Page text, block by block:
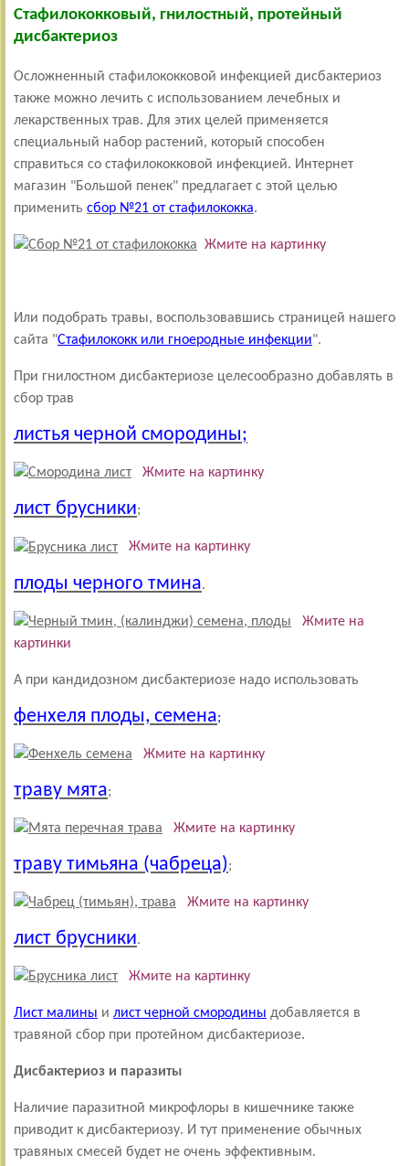
Стафилококковый, гнилостный, протейный
дисбактериоз
Осложненный стафилококковой инфекцией дисбактериоз
также можно лечить с использованием лечебных и
лекарственных трав. Для этих целей применяется
специальный набор растений, который способен
справиться со стафилококковой инфекцией. Интернет
магазин "Большой пенек" предлагает с этой целью
применить сбор №21 от стафилококка.
Жмите на картинку
Или подобрать травы, воспользовавшись страницей нашего
сайта "Стафилококк или гноеродные инфекции".
При гнилостном дисбактериозе целесообразно добавлять в
сбор трав
листья черной смородины;
Жмите на картинку
лист брусники;
Жмите на картинку
плоды черного тмина.
Жмите на
картинки
А при кандидозном дисбактериозе надо использовать
фенхеля плоды, семена;
Жмите на картинку
траву мята;
Жмите на картинку
траву тимьяна (чабреца);
Жмите на картинку
лист брусники.
Жмите на картинку
Лист малины и лист черной смородины добавляется в
травяной сбор при протейном дисбактериозе.
Дисбактериоз и паразиты
Наличие паразитной микрофлоры в кишечнике также
приводит к дисбактериозу. И тут применение обычных
травяных смесей будет не очень эффективным.